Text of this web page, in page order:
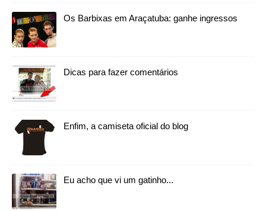
Os Barbixas em Araçatuba: ganhe ingressos
Dicas para fazer comentários
Enfim, a camiseta oficial do blog
Eu acho que vi um gatinho...